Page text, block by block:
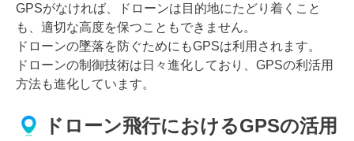
GPSがなければ、ドローンは目的地にたどり着くこと
も、適切な高度を保つこともできません。
ドローンの墜落を防ぐためにもGPSは利用されます。
ドローンの制御技術は日々進化しており、GPSの利活用
方法も進化しています。
ドローン飛行におけるGPSの活用